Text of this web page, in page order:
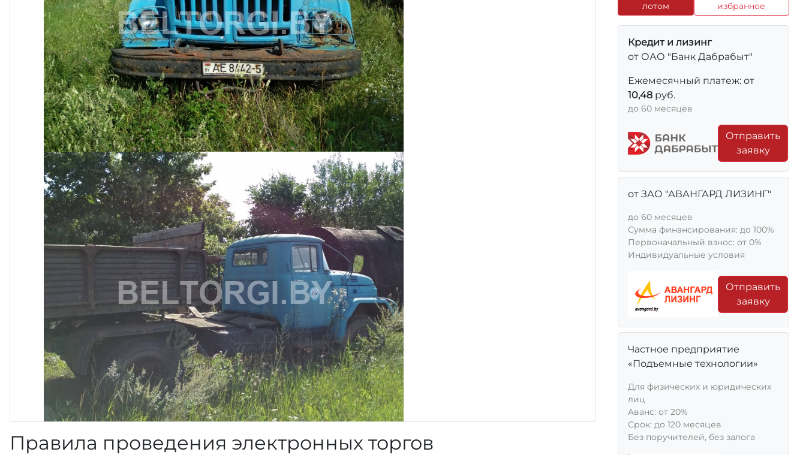
Правила проведения электронных торгов
лотом
избранное
Кредит и лизинг
от ОАО "Банк Дабрабыт"
Ежемесячный платеж: от
10,48 руб.
до 60 месяцев
Отправить
заявку
от ЗАО "АВАНГАРД ЛИЗИНГ"
до 60 месяцев
Сумма финансирования: до 100%
Первоначальный взнос: от 0%
Индивидуальные условия
Отправить
заявку
Частное предприятие
«Подъемные технологии»
Для физических и юридических
лиц
Aванс: от 20%
Срок: до 120 месяцев
Без поручителей, без залога